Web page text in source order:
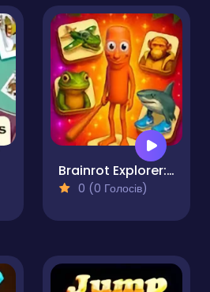
Brainrot Explorer: Match and Crush Game
0 (0 Голосів)